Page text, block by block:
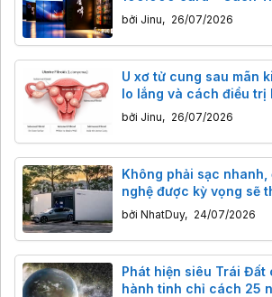
nối mạng siêu máy tính
bởi Jinu, 26/07/2026
U xơ tử cung sau mãn
lo lắng và cách điều trị
bởi Jinu, 26/07/2026
Không phải sạc
nghệ được kỳ vọng sẽ
toàn cách sử dụng xe
bởi NhatDuy, 24/07/2026
Phát hiện siêu Trái Đất
hành tinh chỉ cách 25